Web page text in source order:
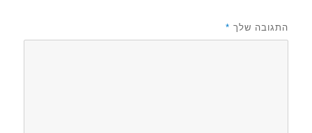
התגובה שלך *